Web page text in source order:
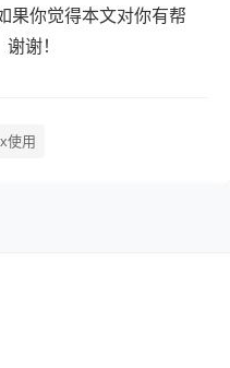
果你觉得本文对你有帮
谢！
使用